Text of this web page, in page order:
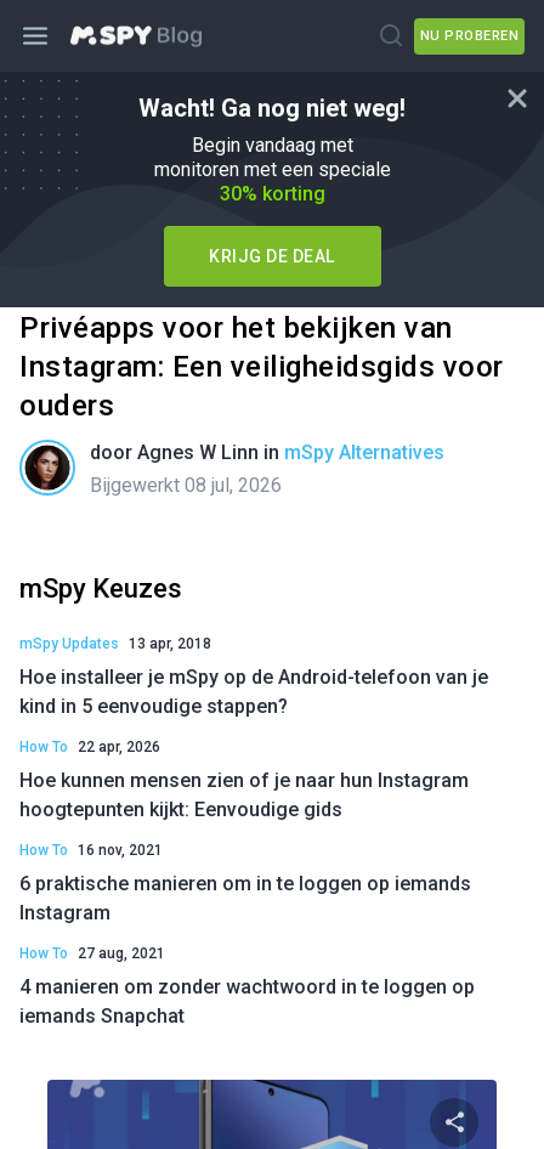
NU PROBEREN
Wacht! Ga nog niet weg!
Begin vandaag met
monitoren met een speciale
30% korting
KRIJG DE DEAL
Privéapps voor het bekijken van
Instagram: Een veiligheidsgids voor
ouders
door Agnes W Linn in mSpy Alternatives
Bijgewerkt 08 jul, 2026
mSpy Keuzes
mSpy Updates 13 apr, 2018
Hoe installeer je mSpy op de Android-telefoon van je
kind in 5 eenvoudige stappen?
How To 22 apr, 2026
Hoe kunnen mensen zien of je naar hun Instagram
hoogtepunten kijkt: Eenvoudige gids
How To 16 nov, 2021
6 praktische manieren om in te loggen op iemands
Instagram
How To 27 aug, 2021
4 manieren om zonder wachtwoord in te loggen op
iemands Snapchat